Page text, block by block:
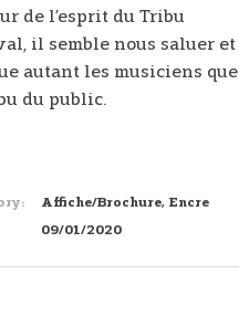
de l’esprit du Tribu
il semble nous saluer et
autant les musiciens que
du public.
Affiche/Brochure, Encre
09/01/2020